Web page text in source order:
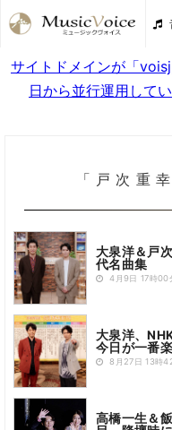
サイトドメインが「
日から並行運用して
「戸次重
大泉洋＆戸
代名曲集
4月9日 17時00
大泉洋、
今日が一番
8月27日 13時
高橋一生＆